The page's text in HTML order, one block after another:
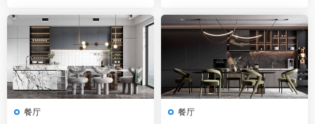
餐厅 餐厅